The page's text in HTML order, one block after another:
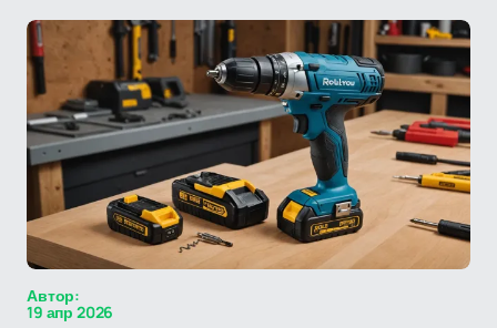
Автор:
19 апр 2026